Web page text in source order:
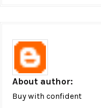
About author:
Buy with confident